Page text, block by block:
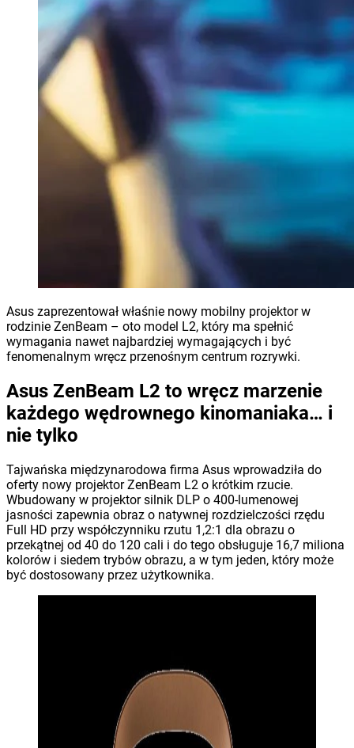
Asus zaprezentował właśnie nowy mobilny projektor w
rodzinie ZenBeam – oto model L2, który ma spełnić
wymagania nawet najbardziej wymagających i być
fenomenalnym wręcz przenośnym centrum rozrywki.
Asus ZenBeam L2 to wręcz marzenie
każdego wędrownego kinomaniaka… i
nie tylko
Tajwańska międzynarodowa firma Asus wprowadziła do
oferty nowy projektor ZenBeam L2 o krótkim rzucie.
Wbudowany w projektor silnik DLP o 400-lumenowej
jasności zapewnia obraz o natywnej rozdzielczości rzędu
Full HD przy współczynniku rzutu 1,2:1 dla obrazu o
przekątnej od 40 do 120 cali i do tego obsługuje 16,7 miliona
kolorów i siedem trybów obrazu, a w tym jeden, który może
być dostosowany przez użytkownika.